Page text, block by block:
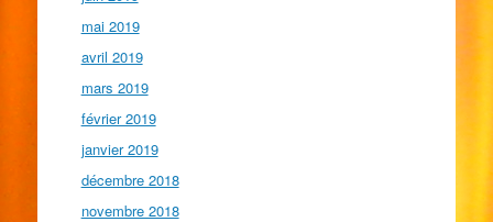
mai 2019
avril 2019
mars 2019
février 2019
janvier 2019
décembre 2018
novembre 2018